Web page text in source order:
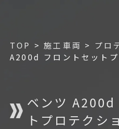
TOP >施工車両 > プロ
A200d フロントセット
ベンツ A200d
トプロテクシ